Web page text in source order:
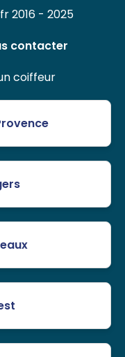
2016 - 2025
contacter
coiffeur